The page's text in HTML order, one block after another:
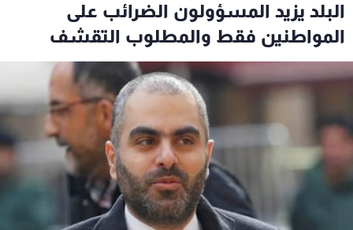
البلد يزيد المسؤولون الضرائب على
المواطنين فقط والمطلوب التقشف
إقتصاد
منوعات رياضة
كأس العالم
البرامج
جدول البرامج
شاهد البرامج